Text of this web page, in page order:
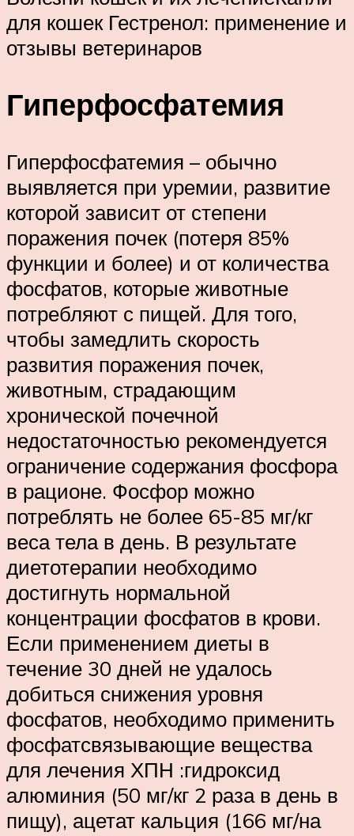
для кошек Гестренол: применение и
отзывы ветеринаров
Гиперфосфатемия
Гиперфосфатемия – обычно
выявляется при уремии, развитие
которой зависит от степени
поражения почек (потеря 85%
функции и более) и от количества
фосфатов, которые животные
потребляют с пищей. Для того,
чтобы замедлить скорость
развития поражения почек,
животным, страдающим
хронической почечной
недостаточностью рекомендуется
ограничение содержания фосфора
в рационе. Фосфор можно
потреблять не более 65-85 мг/кг
веса тела в день. В результате
диетотерапии необходимо
достигнуть нормальной
концентрации фосфатов в крови.
Если применением диеты в
течение 30 дней не удалось
добиться снижения уровня
фосфатов, необходимо применить
фосфатсвязывающие вещества
для лечения ХПН :гидроксид
алюминия (50 мг/кг 2 раза в день в
пищу), ацетат кальция (166 мг/на